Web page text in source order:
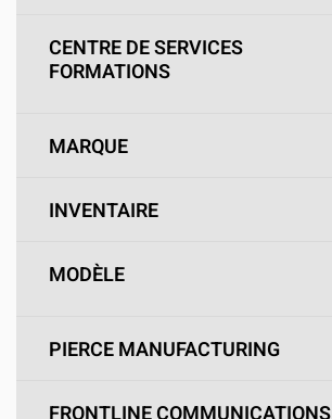
CENTRE DE SERVICES
FORMATIONS
MARQUE
INVENTAIRE
MODÈLE
PIERCE MANUFACTURING